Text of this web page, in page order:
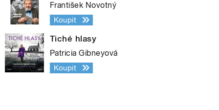
František Novotný
Koupit
Tiché hlasy
Patricia Gibneyová
Koupit